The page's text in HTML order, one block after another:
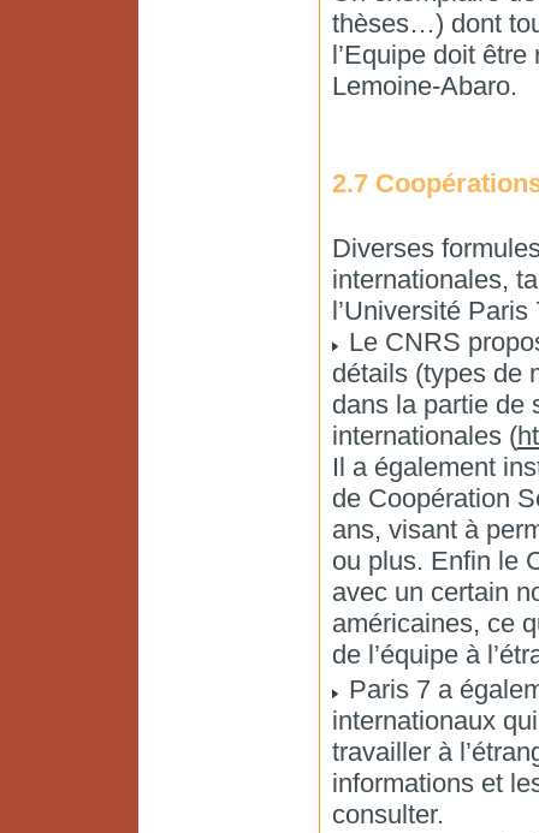
thèses…) dont
l’Equipe doit
Lemoine-Abaro.
2.7
Diverses
internationales,
l’Université Paris
Le CNRS
détails (types de
dans la partie de
internationales (
Il a également
de Coopération
ans, visant à
ou plus. Enfin le
avec un certain
américaines, ce
de l’équipe à
Paris 7 a
internationaux
travailler à
informations et
consulter.